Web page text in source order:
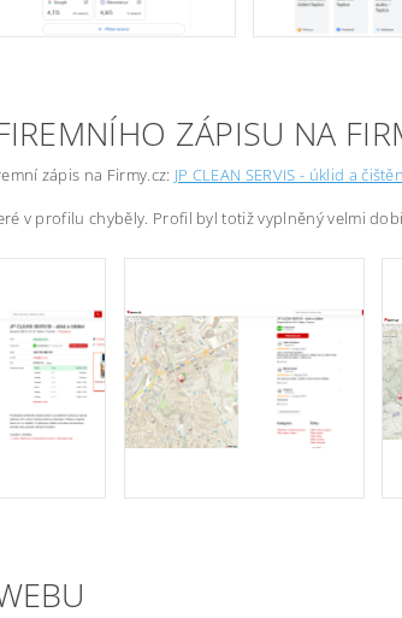
ZÁPISU NA
zápis na Firmy.cz: JP CLEAN SERVIS - úklid a
v profilu chyběly. Profil byl totiž vyplněný velmi